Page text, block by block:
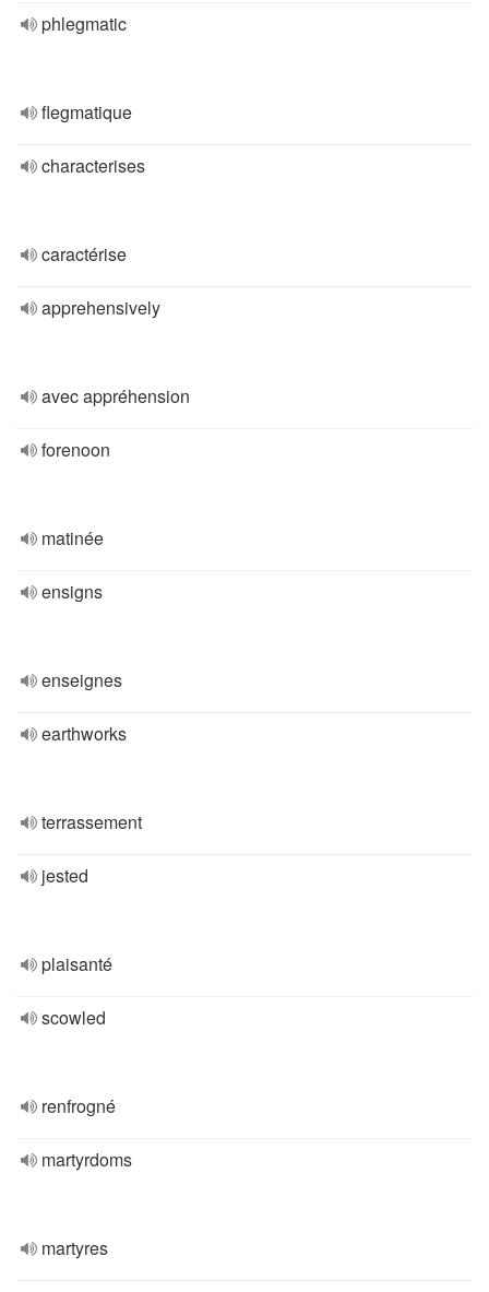
phlegmatic
flegmatique
characterises
caractérise
apprehensively
avec appréhension
forenoon
matinée
ensigns
enseignes
earthworks
terrassement
jested
plaisanté
scowled
renfrogné
martyrdoms
martyres